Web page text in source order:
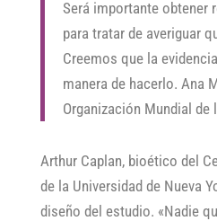
Será importante obtener
para tratar de averiguar
Creemos que la
manera de hacerlo. Ana
Organización Mundial de
Arthur Caplan, bioético del
de la Universidad de Nueva
diseño del estudio. «Nadie